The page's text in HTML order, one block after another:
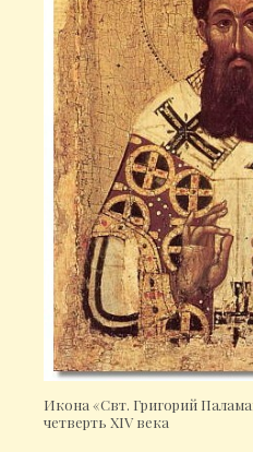
Икона «Свт. Григорий
четверть XIV века